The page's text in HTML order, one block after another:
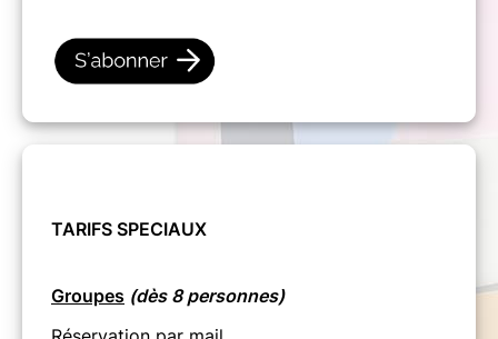
TARIFS SPECIAUX
Groupes (dès 8 personnes)